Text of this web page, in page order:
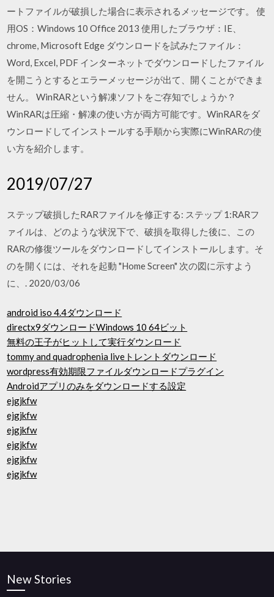
ートファイルが破損した場合に表示されるメッセージです。 使
用OS：Windows 10 Office 2013 使用したブラウザ：IE、
chrome, Microsoft Edge ダウンロードを試みたファイル：
Word, Excel, PDF インターネットでダウンロードしたファイル
を開こうとするとエラーメッセージが出て、開くことができま
せん。 WinRARという解凍ソフトをご存知でしょうか？
WinRARは圧縮・解凍の使い方が両方可能です。WinRARをダ
ウンロードしてインストールする手順から実際にWinRARの使
い方を紹介します。
2019/07/27
ステップ破損したRARファイルを修正する: ステップ 1:RARフ
ァイルは、どのような状況下で、破損を取得した後に、この
RARの修復ツールをダウンロードしてインストールします。そ
のを開くには、それを起動 "Home Screen" 次の図に示すよう
に、. 2020/03/06
android iso 4.4ダウンロード
directx9ダウンロードWindows 10 64ビット
無料の王子がヒットして実行ダウンロード
tommy and quadrophenia liveトレントダウンロード
wordpress有効期限ファイルダウンロードプラグイン
Androidアプリのみをダウンロードする設定
ejgjkfw
ejgjkfw
ejgjkfw
ejgjkfw
ejgjkfw
ejgjkfw
New Stories